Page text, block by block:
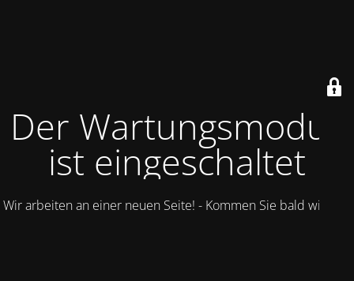
Der Wartungsmodus
ist eingeschaltet
Wir arbeiten an einer neuen Seite! - Kommen Sie bald wieder.